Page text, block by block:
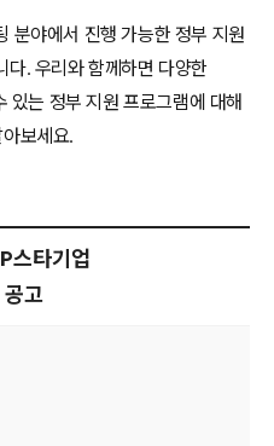
분야에서 진행 가능한 정부 지원
다. 우리와 함께하면 다양한
있는 정부 지원 프로그램에 대해
보세요.
스타기업
공고